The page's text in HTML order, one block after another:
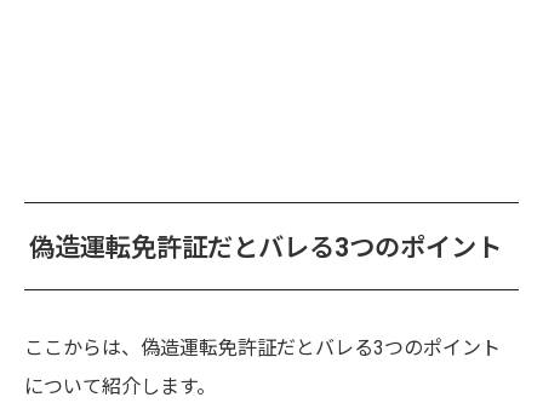
偽造運転免許証だとバレる3つのポイント
ここからは、偽造運転免許証だとバレる3つのポイント
について紹介します。